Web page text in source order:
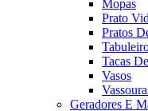
Mopas
Prato
Pratos
Tacas
Vasos
Geradores E